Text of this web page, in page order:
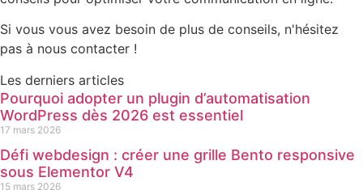
Si vous vous avez besoin de plus de conseils, n'hésitez
pas à nous contacter !
Les derniers articles
Pourquoi adopter un plugin d’automatisation
WordPress dès 2026 est essentiel
17 mars 2026
Défi webdesign : créer une grille Bento responsive
sous Elementor V4
15 mars 2026